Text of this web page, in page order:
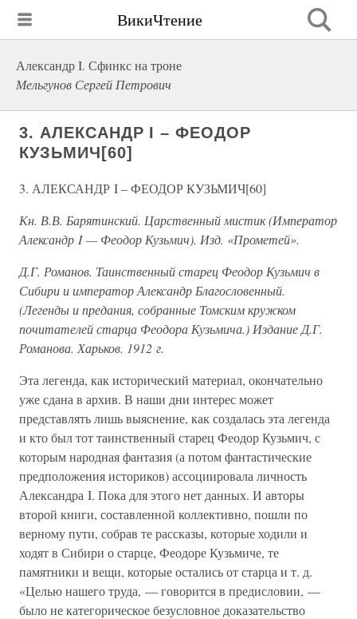
ВикиЧтение
Александр I. Сфинкс на троне
Мельгунов Сергей Петрович
3. АЛЕКСАНДР I – ФЕОДОР
КУЗЬМИЧ[60]
3. АЛЕКСАНДР I – ФЕОДОР КУЗЬМИЧ[60]
Кн. В.В. Барятинский. Царственный мистик (Император
Александр I — Феодор Кузьмич). Изд. «Прометей».
Д.Г. Романов. Таинственный старец Феодор Кузьмич в
Сибири и император Александр Благословенный.
(Легенды и предания, собранные Томским кружком
почитателей старца Феодора Кузьмича.) Издание Д.Г.
Романова. Харьков. 1912 г.
Эта легенда, как исторический материал, окончательно
уже сдана в архив. В наши дни интерес может
представлять лишь выяснение, как создалась эта легенда
и кто был тот таинственный старец Феодор Кузьмич, с
которым народная фантазия (а потом фантастические
предположения историков) ассоциировала личность
Александра I. Пока для этого нет данных. И авторы
второй книги, составленной коллективно, пошли по
верному пути, собрав те рассказы, которые ходили и
ходят в Сибири о старце, Феодоре Кузьмиче, те
памятники и вещи, которые остались от старца и т. д.
«Целью нашего труда, — говорится в предисловии, —
было не категорическое безусловное доказательство